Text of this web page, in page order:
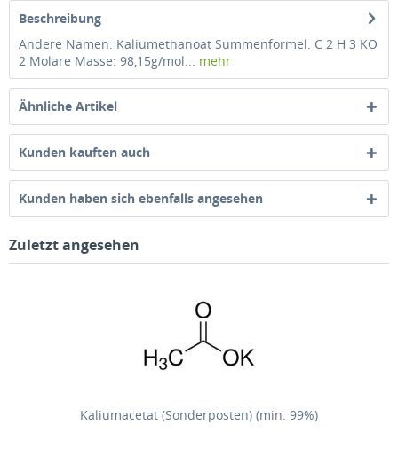
Beschreibung
Andere Namen: Kaliumethanoat Summenformel: C 2 H 3 KO
2 Molare Masse: 98,15g/mol... mehr
Ähnliche Artikel
Kunden kauften auch
Kunden haben sich ebenfalls angesehen
Zuletzt angesehen
Kaliumacetat (Sonderposten) (min. 99%)